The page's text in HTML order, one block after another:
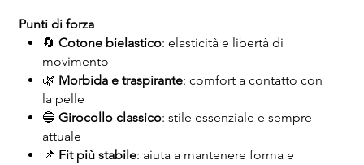
Punti di forza
🔄 Cotone bielastico: elasticità e libertà di
movimento
🌿 Morbida e traspirante: comfort a contatto con
la pelle
🔵 Girocollo classico: stile essenziale e sempre
attuale
📌 Fit più stabile: aiuta a mantenere forma e